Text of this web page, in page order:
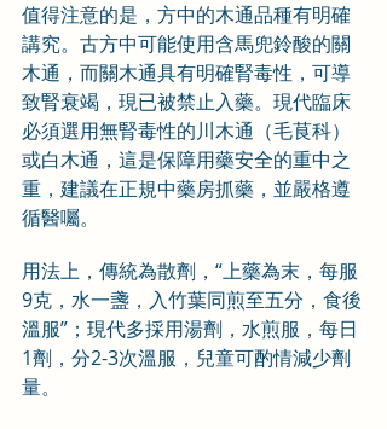
值得注意的是，方中的木通品種有明確
講究。古方中可能使用含馬兜鈴酸的關
木通，而關木通具有明確腎毒性，可導
致腎衰竭，現已被禁止入藥。現代臨床
必須選用無腎毒性的川木通（毛茛科）
或白木通，這是保障用藥安全的重中之
重，建議在正規中藥房抓藥，並嚴格遵
循醫囑。
用法上，傳統為散劑，“上藥為末，每服
9克，水一盞，入竹葉同煎至五分，食後
溫服”；現代多採用湯劑，水煎服，每日
1劑，分2-3次溫服，兒童可酌情減少劑
量。